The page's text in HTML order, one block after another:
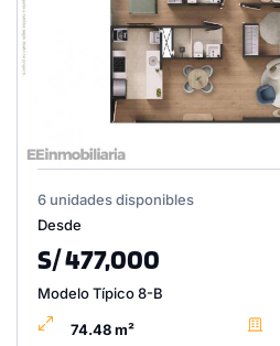
6 unidades disponibles
Desde
S/ 477,000
Modelo Típico 8-B
74.48 m²